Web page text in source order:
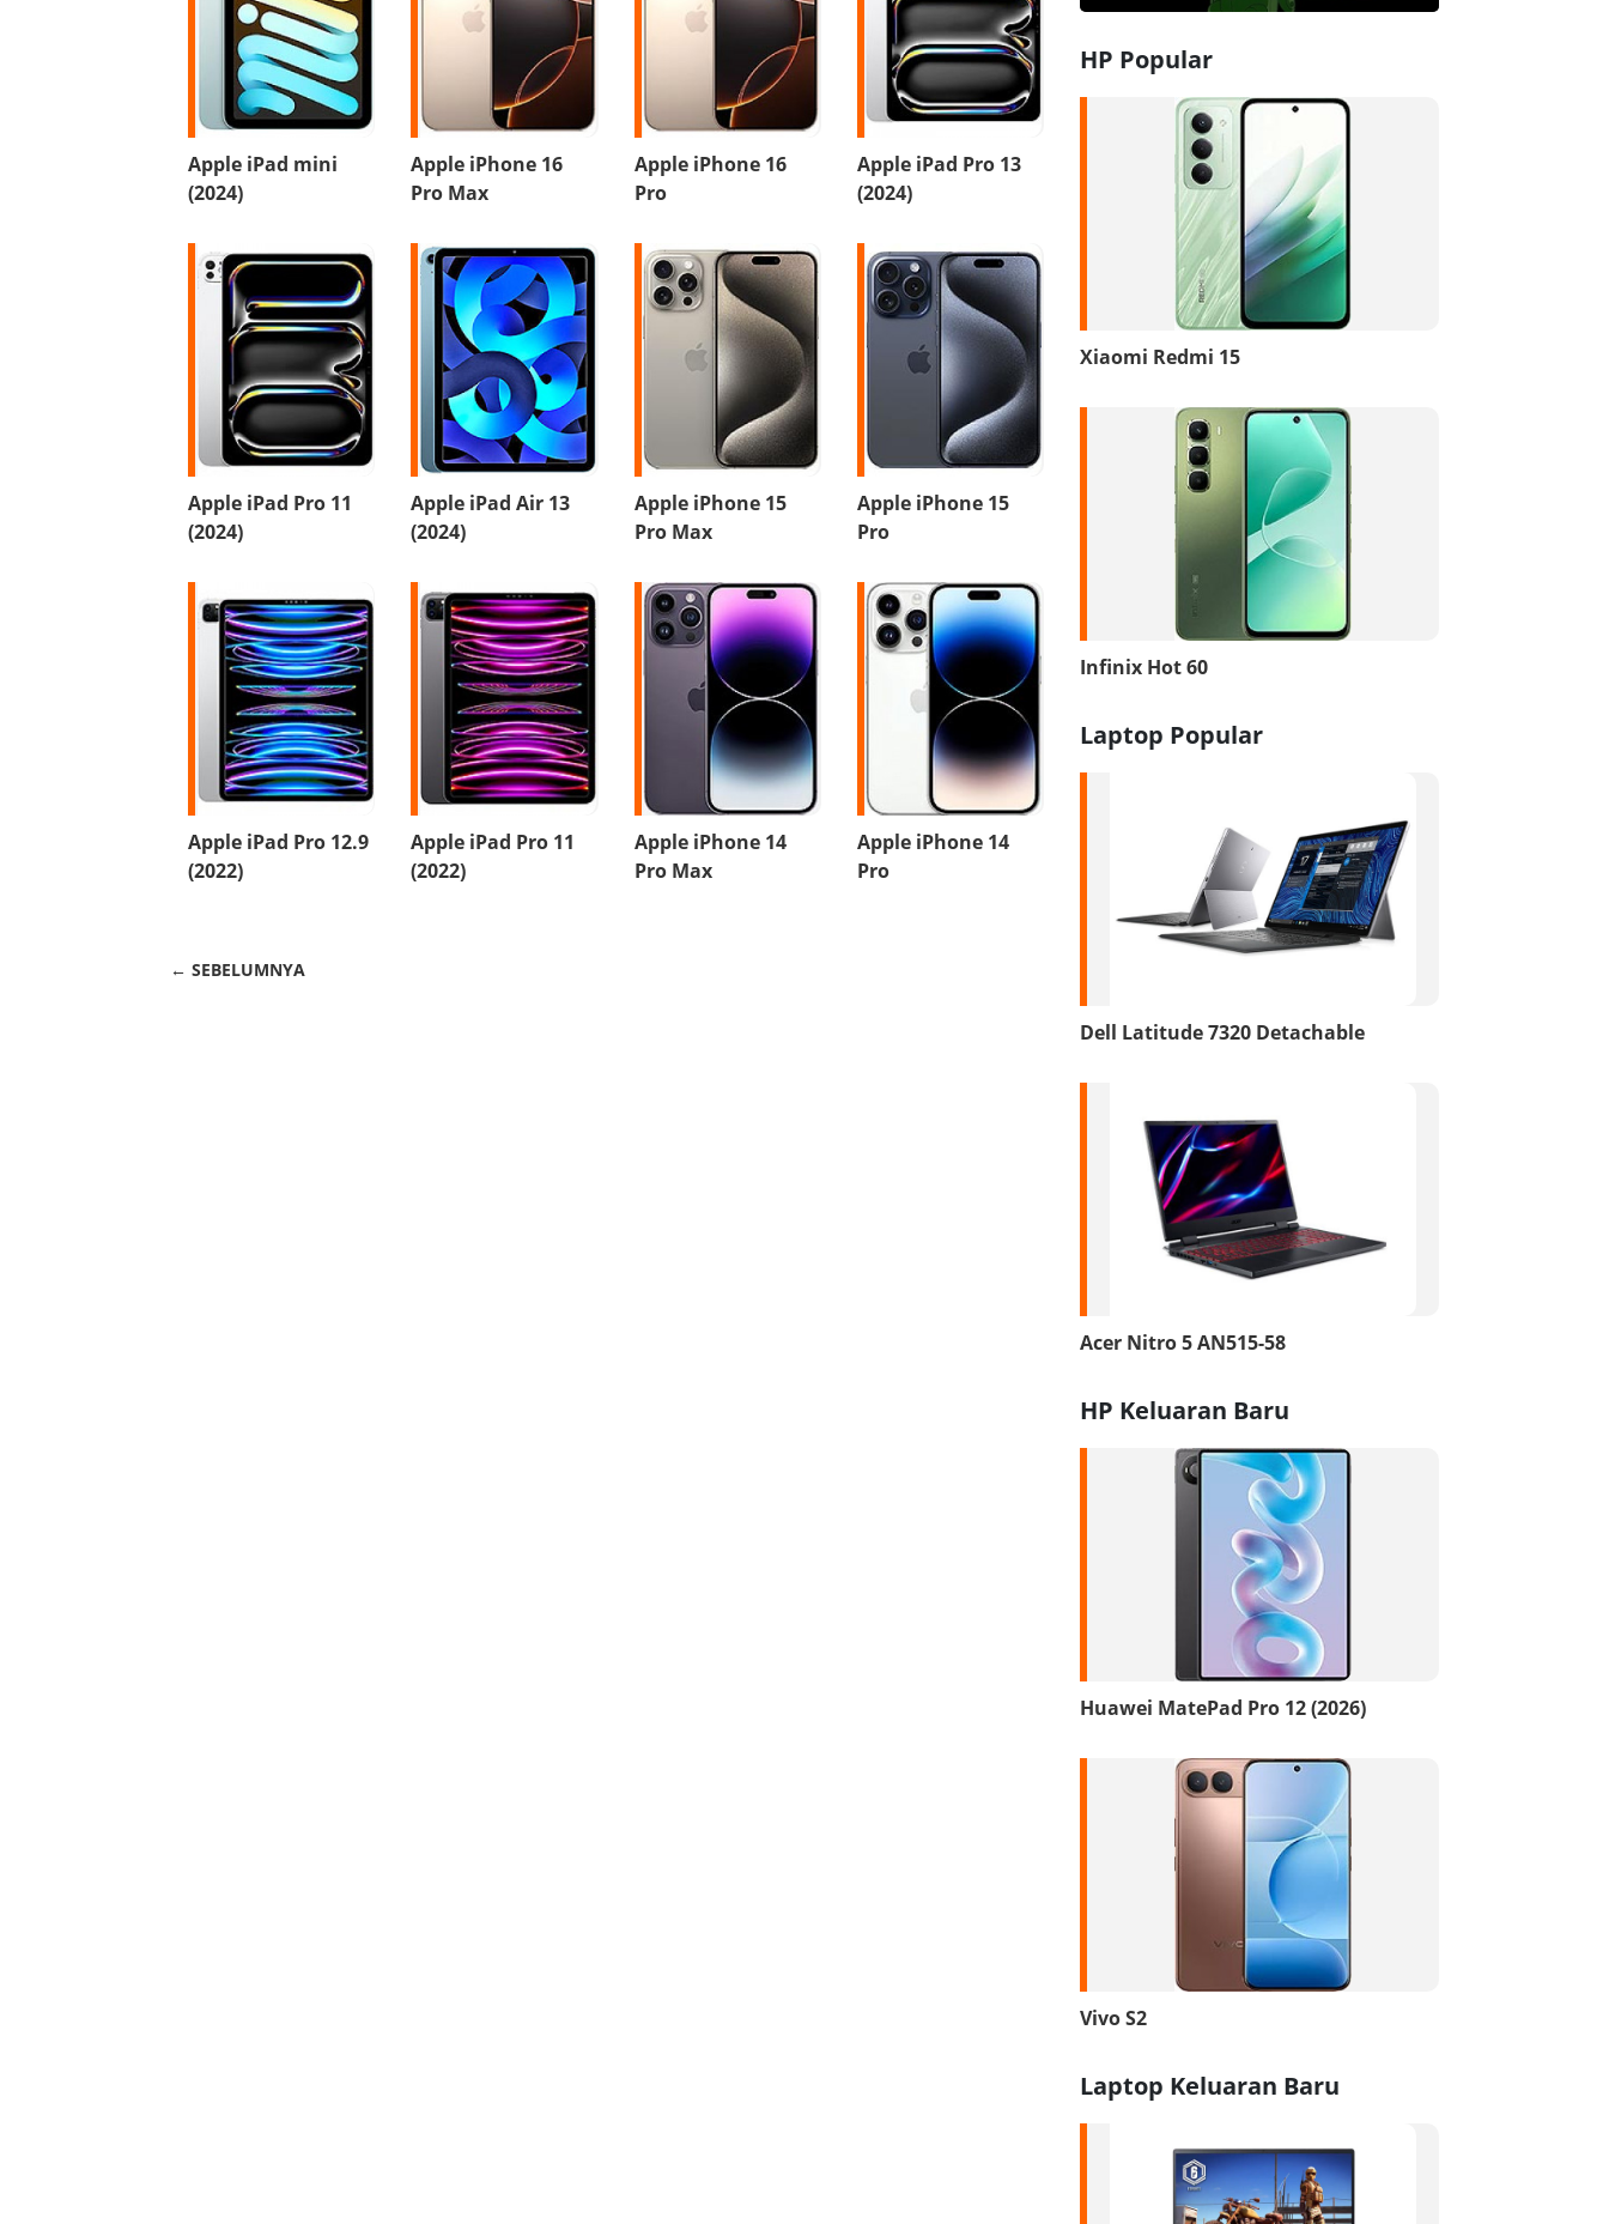
Apple iPad mini
(2024)
Apple iPhone 16
Pro Max
Apple iPhone 16
Pro
Apple iPad Pro 13
(2024)
Apple iPad Pro 11
(2024)
Apple iPad Air 13
(2024)
Apple iPhone 15
Pro Max
Apple iPhone 15
Pro
Apple iPad Pro 12.9
(2022)
Apple iPad Pro 11
(2022)
Apple iPhone 14
Pro Max
Apple iPhone 14
Pro
← SEBELUMNYA
HP Popular
Xiaomi Redmi 15
Infinix Hot 60
Laptop Popular
Dell Latitude 7320 Detachable
Acer Nitro 5 AN515-58
HP Keluaran Baru
Huawei MatePad Pro 12 (2026)
Vivo S2
Laptop Keluaran Baru